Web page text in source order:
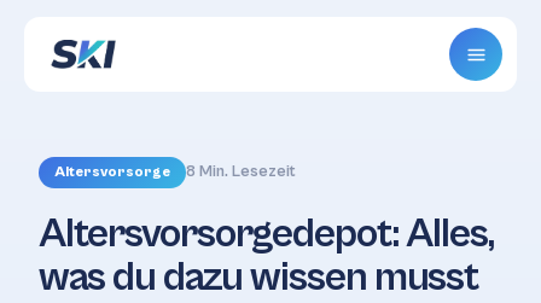
Altersvorsorge 8 Min. Lesezeit
Altersvorsorgedepot: Alles,
was du dazu wissen musst